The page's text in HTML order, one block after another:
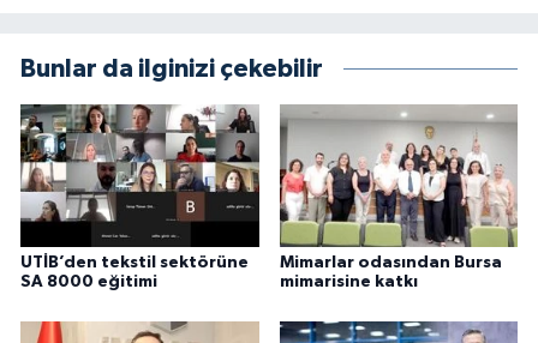
Bunlar da ilginizi çekebilir
UTİB’den tekstil sektörüne
SA 8000 eğitimi
Mimarlar odasından Bursa
mimarisine katkı